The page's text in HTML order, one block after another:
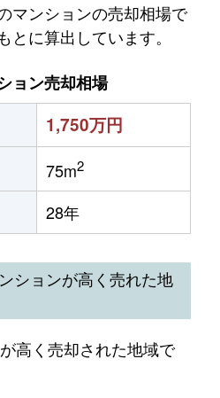
マンションの売却相場で
に算出しています。
ョン売却相場
1,750万円
75m2
28年
ションが高く売れた地
高く売却された地域で